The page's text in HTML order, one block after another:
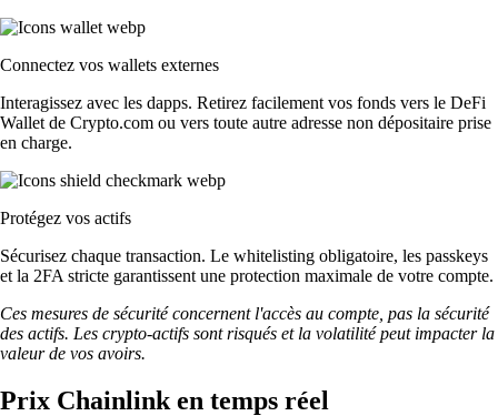
Connectez vos wallets externes
Interagissez avec les dapps. Retirez facilement vos fonds vers le DeFi
Wallet de Crypto.com ou vers toute autre adresse non dépositaire prise
en charge.
Protégez vos actifs
Sécurisez chaque transaction. Le whitelisting obligatoire, les passkeys
et la 2FA stricte garantissent une protection maximale de votre compte.
Ces mesures de sécurité concernent l'accès au compte, pas la sécurité
des actifs. Les crypto-actifs sont risqués et la volatilité peut impacter la
valeur de vos avoirs.
Prix Chainlink en temps réel